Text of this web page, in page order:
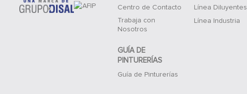
Centro de Contacto
Trabaja con
Nosotros
GUÍA DE
PINTURERÍAS
Guía de Pinturerías
Línea Diluyentes
Línea Industria